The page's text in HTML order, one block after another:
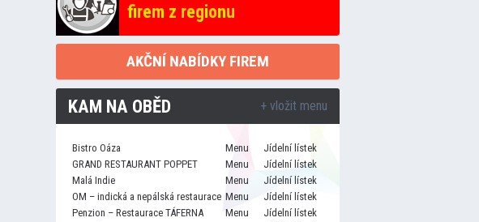
firem z regionu
AKČNÍ NABÍDKY FIREM
KAM NA OBĚD + vložit menu
Bistro Oáza Menu
Jídelní lístek
GRAND RESTAURANT POPPET
Menu
Jídelní lístek
Malá Indie
Menu
Jídelní lístek
OM – indická a nepálská restaurace Menu
Jídelní lístek
Penzion – Restaurace TÁFERNA
Menu
Jídelní lístek